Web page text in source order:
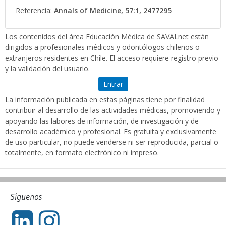
Referencia: Annals of Medicine, 57:1, 2477295
Los contenidos del área Educación Médica de SAVALnet están
dirigidos a profesionales médicos y odontólogos chilenos o
extranjeros residentes en Chile. El acceso requiere registro previo
y la validación del usuario.
Entrar
La información publicada en estas páginas tiene por finalidad
contribuir al desarrollo de las actividades médicas, promoviendo y
apoyando las labores de información, de investigación y de
desarrollo académico y profesional. Es gratuita y exclusivamente
de uso particular, no puede venderse ni ser reproducida, parcial o
totalmente, en formato electrónico ni impreso.
Síguenos